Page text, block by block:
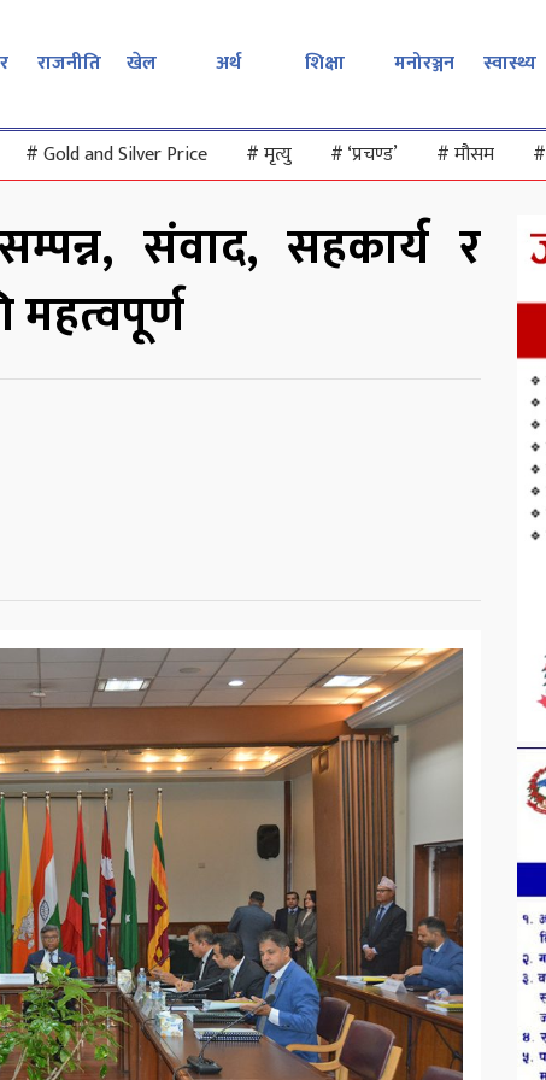
राजनीति खेल अर्थ शिक्षा मनोरञ्जन स्वास्थ्य
#Gold and Silver Price #मृत्यु #‘प्रचण्ड’ #मौसम #
संवाद, सहकार्य र